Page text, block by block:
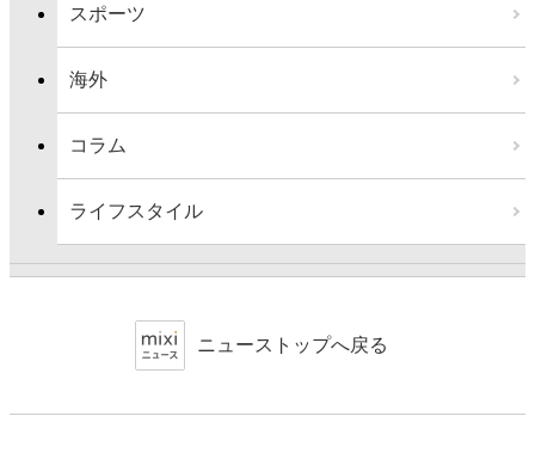
スポーツ
海外
コラム
ライフスタイル
ニューストップへ戻る